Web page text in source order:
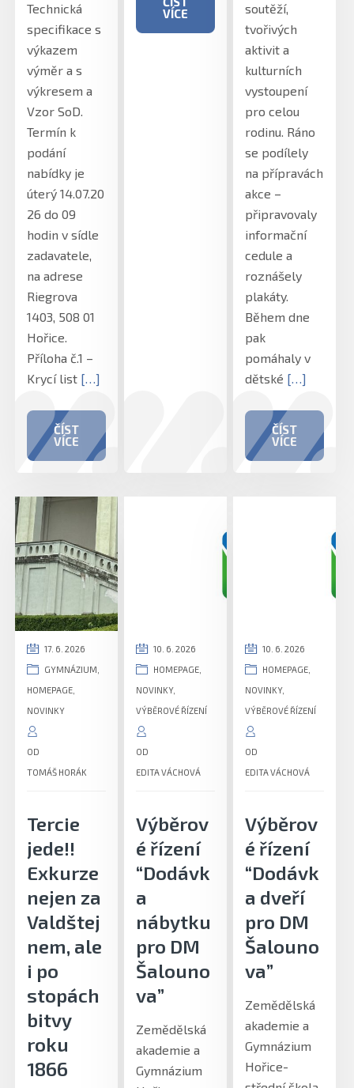
Technická
specifikace s
výkazem
výměr a s
výkresem a
Vzor SoD.
Termín k
podání
nabídky je
úterý 14.07.20
26 do 09
hodin v sídle
zadavatele,
na adrese
Riegrova
1403, 508 01
Hořice.
Příloha č.1 –
Krycí list […]
ČÍST
VÍCE
VÍCE
soutěží,
tvořivých
aktivit a
kulturních
vystoupení
pro celou
rodinu. Ráno
se podílely
na přípravách
akce –
připravovaly
informační
cedule a
roznášely
plakáty.
Během dne
pak
pomáhaly v
dětské […]
ČÍST
VÍCE
17. 6. 2026
GYMNÁZIUM
HOMEPAGE
NOVINKY
OD
TOMÁŠ HORÁK
Tercie
jede!!
Exkurze
nejen za
Valdštej
nem, ale
i po
stopách
bitvy
roku
1866
10. 6. 2026
HOMEPAGE
NOVINKY,
VÝBĚROVÉ ŘÍZENÍ
OD
EDITA VÁCHOVÁ
Výběrov
é řízení
“Dodávk
a
nábytku
pro DM
Šalouno
va”
Zemědělská
akademie a
Gymnázium
10. 6. 2026
HOMEPAGE
NOVINKY,
VÝBĚROVÉ ŘÍZENÍ
OD
EDITA VÁCHOVÁ
Výběrov
é řízení
“Dodávk
a dveří
pro DM
Šalouno
va”
Zemědělská
akademie a
Gymnázium
Hořice-